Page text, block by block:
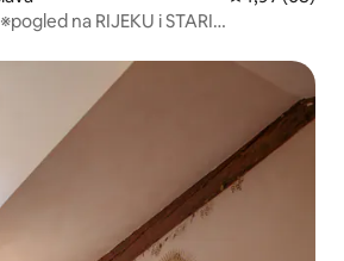
na RIJEKU i STARI